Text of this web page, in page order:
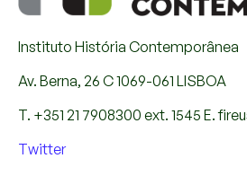
Instituto História Contemporânea
Av. Berna, 26 C 1069-061 LISBOA
T. +351 21 7908300 ext. 1545 E.
Twitter